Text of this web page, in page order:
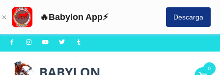
🔥Babylon App⚡ Descarga
Saltar
al
contenido
0